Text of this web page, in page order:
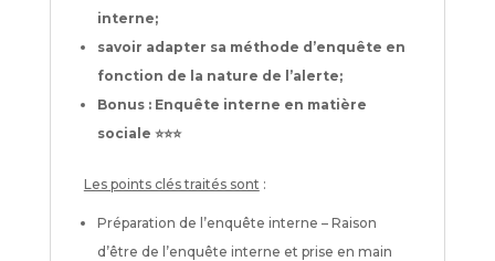
interne;
savoir adapter sa méthode d’enquête en
fonction de la nature de l’alerte;
Bonus : Enquête interne en matière
sociale ⭐️⭐️⭐️
Les points clés traités sont :
Préparation de l’enquête interne – Raison
d’être de l’enquête interne et prise en main